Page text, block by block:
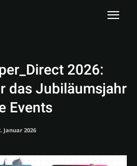
2026:
das Jubiläumsjahr
Events
Januar 2026